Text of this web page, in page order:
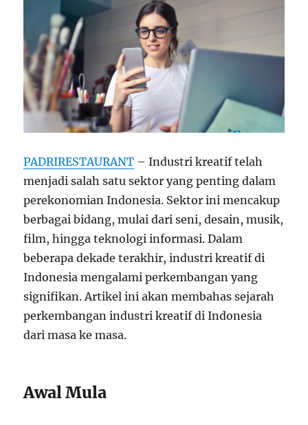
PADRIRESTAURANT – Industri kreatif telah
menjadi salah satu sektor yang penting dalam
perekonomian Indonesia. Sektor ini mencakup
berbagai bidang, mulai dari seni, desain, musik,
film, hingga teknologi informasi. Dalam
beberapa dekade terakhir, industri kreatif di
Indonesia mengalami perkembangan yang
signifikan. Artikel ini akan membahas sejarah
perkembangan industri kreatif di Indonesia
dari masa ke masa.
Awal Mula